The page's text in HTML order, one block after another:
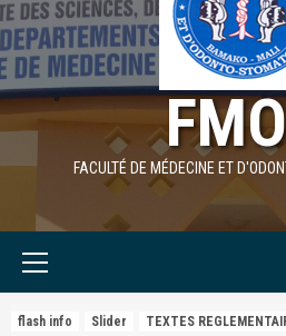
FACULTÉ DE MÉDECINE ET
flash info Slider TEXTES